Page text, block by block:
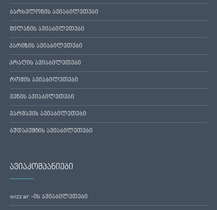
ბარსელონის ავიაბილეთები
მილანის ავიაბილეთები
პარიზის ავიაბილეთები
პრაღის ავიაბილეთები
რომის ავიაბილეთები
ვენის ავიაბილეთები
ვარშავის ავიაბილეთები
ბუდაპეშტის ავიაბილეთები
ავიაკომპანიები
wizz air -ის ავიაბილეთები